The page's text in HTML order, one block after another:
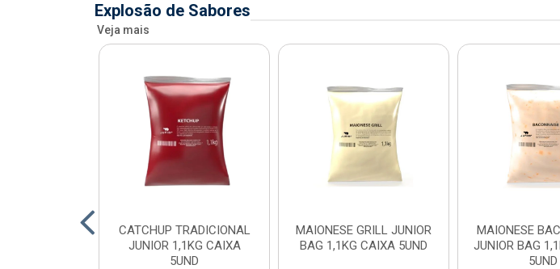
Explosão de Sabores
Veja mais
CATCHUP TRADICIONAL
JUNIOR 1,1KG CAIXA
5UND
MAIONESE GRILL JUNIOR
BAG 1,1KG CAIXA 5UND
MAIONESE
JUNIOR BAG
5UND